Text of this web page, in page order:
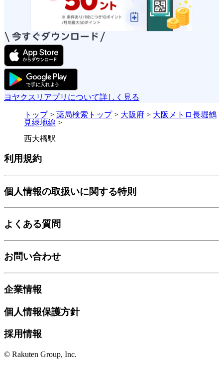
ヨヤクスリアプリについて詳しく見る
トップ> 薬局検索トップ> 大阪府 > 大阪メトロ長堀鶴
見緑地線 >
西大橋駅
利用規約
個人情報の取扱いに関する特則
よくある質問
お問い合わせ
企業情報
個人情報保護方針
採用情報
© Rakuten Group, Inc.